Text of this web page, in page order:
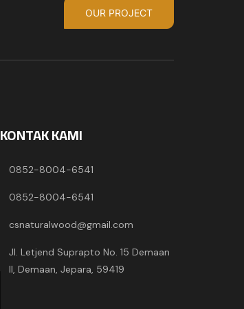
OUR PROJECT
KONTAK KAMI
0852-8004-6541
0852-8004-6541
csnaturalwood@gmail.com
Jl. Letjend Suprapto No. 15 Demaan
II, Demaan, Jepara, 59419